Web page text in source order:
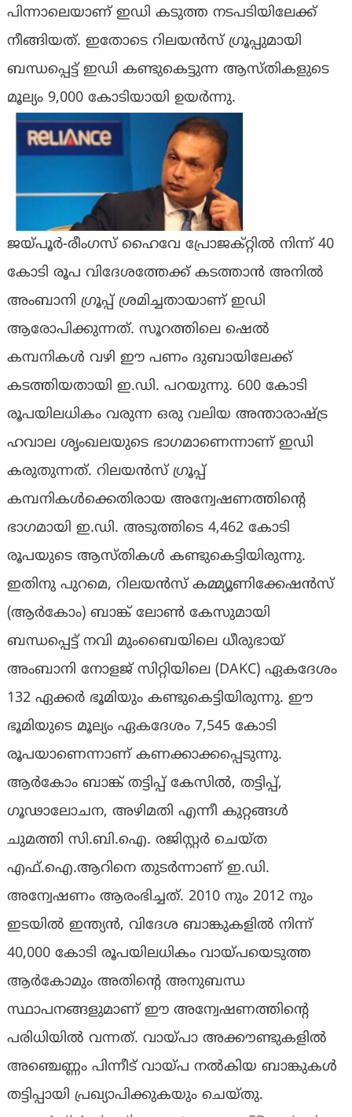
പിന്നാലെയാണ് ഇഡി കടുത്ത നടപടിയിലേക്ക്
നീങ്ങിയത്. ഇതോടെ റിലയന്‍സ് ഗ്രൂപ്പുമായി
ബന്ധപ്പെട്ട് ഇഡി കണ്ടുകെട്ടുന്ന ആസ്തികളുടെ
മൂല്യം 9,000 കോടിയായി ഉയര്‍ന്നു.
ജയ്പൂര്‍-രീംഗസ് ഹൈവേ പ്രോജക്റ്റില്‍ നിന്ന് 40
കോടി രൂപ വിദേശത്തേക്ക് കടത്താന്‍ അനില്‍
അംബാനി ഗ്രൂപ്പ് ശ്രമിച്ചതായാണ് ഇഡി
ആരോപിക്കുന്നത്. സൂറത്തിലെ ഷെല്‍
കമ്പനികള്‍ വഴി ഈ പണം ദുബായിലേക്ക്
കടത്തിയതായി ഇ.ഡി. പറയുന്നു. 600 കോടി
രൂപയിലധികം വരുന്ന ഒരു വലിയ അന്താരാഷ്ട്ര
ഹവാല ശൃംഖലയുടെ ഭാഗമാണെന്നാണ് ഇഡി
കരുതുന്നത്. റിലയന്‍സ് ഗ്രൂപ്പ്
കമ്പനികള്‍ക്കെതിരായ അന്വേഷണത്തിന്റെ
ഭാഗമായി ഇ.ഡി. അടുത്തിടെ 4,462 കോടി
രൂപയുടെ ആസ്തികള്‍ കണ്ടുകെട്ടിയിരുന്നു.
ഇതിനു പുറമെ, റിലയന്‍സ് കമ്മ്യൂണിക്കേഷന്‍സ്
(ആര്‍കോം) ബാങ്ക് ലോണ്‍ കേസുമായി
ബന്ധപ്പെട്ട് നവി മുംബൈയിലെ ധീരുഭായ്
അംബാനി നോളജ് സിറ്റിയിലെ (DAKC) ഏകദേശം
132 ഏക്കര്‍ ഭൂമിയും കണ്ടുകെട്ടിയിരുന്നു. ഈ
ഭൂമിയുടെ മൂല്യം ഏകദേശം 7,545 കോടി
രൂപയാണെന്നാണ് കണക്കാക്കപ്പെടുന്നു.
ആര്‍കോം ബാങ്ക് തട്ടിപ്പ് കേസില്‍, തട്ടിപ്പ്,
ഗൂഢാലോചന, അഴിമതി എന്നീ കുറ്റങ്ങള്‍
ചുമത്തി സി.ബി.ഐ. രജിസ്റ്റര്‍ ചെയ്ത
എഫ്.ഐ.ആറിനെ തുടര്‍ന്നാണ് ഇ.ഡി.
അന്വേഷണം ആരംഭിച്ചത്. 2010 നും 2012 നും
ഇടയില്‍ ഇന്ത്യന്‍, വിദേശ ബാങ്കുകളില്‍ നിന്ന്
40,000 കോടി രൂപയിലധികം വായ്പയെടുത്ത
ആര്‍കോമും അതിന്റെ അനുബന്ധ
സ്ഥാപനങ്ങളുമാണ് ഈ അന്വേഷണത്തിന്റെ
പരിധിയില്‍ വന്നത്. വായ്പാ അക്കൗണ്ടുകളില്‍
അഞ്ചെണ്ണം പിന്നീട് വായ്പ നല്‍കിയ ബാങ്കുകള്‍
തട്ടിപ്പായി പ്രഖ്യാപിക്കുകയും ചെയ്തു.